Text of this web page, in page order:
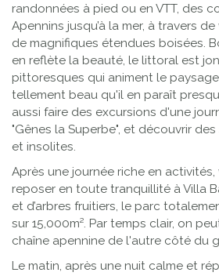
randonnées à pied ou en VTT, des
Apennins jusqu’à la mer, à travers
de magnifiques étendues boisées.
en reflète la beauté, le littoral est
pittoresques qui animent le
tellement beau qu'il en paraît
aussi faire des excursions d'une
"Gênes la Superbe", et découvrir
et insolites.
Après une journée riche en
reposer en toute tranquillité à Villa
et d’arbres fruitiers, le parc
sur 15,000m². Par temps clair, on
chaîne apennine de l'autre côté du
Le matin, après une nuit calme et